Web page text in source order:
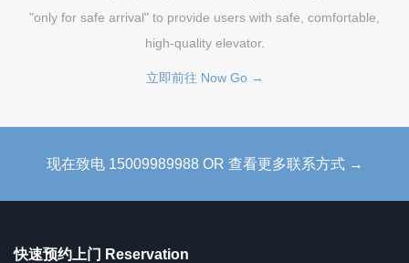
"only for safe arrival" to provide users with safe, comfortable,
high-quality elevator.
立即前往 Now Go →
现在致电 15009989988 OR 查看更多联系方式 →
快速预约上门 Reservation